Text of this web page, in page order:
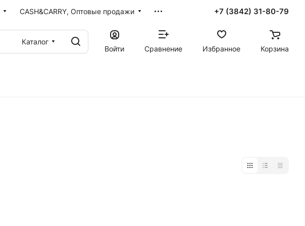
CASH&CARRY, Оптовые продажи +7 (3842) 31-80-79
Каталог
Войти
Сравнение Избранное Корзина